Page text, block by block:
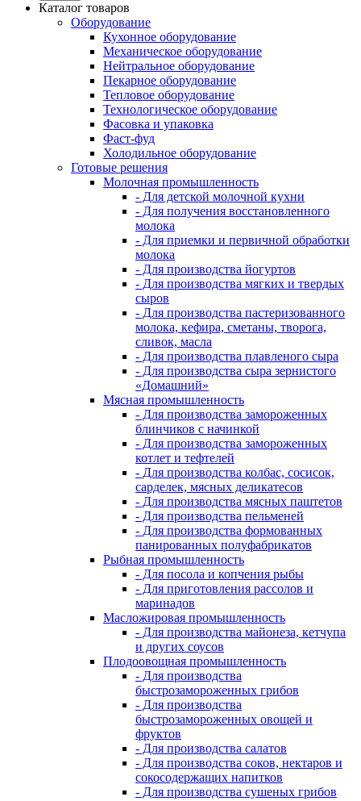
Каталог товаров
Оборудование
Кухонное оборудование
Механическое оборудование
Нейтральное оборудование
Пекарное оборудование
Тепловое оборудование
Технологическое оборудование
Фасовка и упаковка
Фаст-фуд
Холодильное оборудование
Готовые решения
Молочная промышленность
- Для детской молочной кухни
- Для получения восстановленного
молока
- Для приемки и первичной обработки
молока
- Для производства йогуртов
- Для производства мягких и твердых
сыров
- Для производства пастеризованного
молока, кефира, сметаны, творога,
сливок, масла
- Для производства плавленого сыра
- Для производства сыра зернистого
«Домашний»
Мясная промышленность
- Для производства замороженных
блинчиков с начинкой
- Для производства замороженных
котлет и тефтелей
- Для производства колбас, сосисок,
сарделек, мясных деликатесов
- Для производства мясных паштетов
- Для производства пельменей
- Для производства формованных
панированных полуфабрикатов
Рыбная промышленность
- Для посола и копчения рыбы
- Для приготовления рассолов и
маринадов
Масложировая промышленность
- Для производства майонеза, кетчупа
и других соусов
Плодоовощная промышленность
- Для производства
быстрозамороженных грибов
- Для производства
быстрозамороженных овощей и
фруктов
- Для производства салатов
- Для производства соков, нектаров и
сокосодержащих напитков
- Для производства сушеных грибов